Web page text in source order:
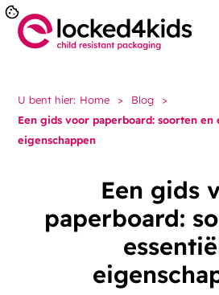
U bent hier: Home > Blog
>
Een gids voor paperboard: soorten en
eigenschappen
Een gids
paperboard: